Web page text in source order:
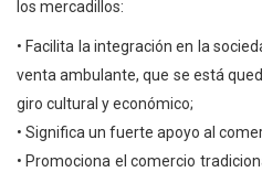
los mercadillos:
• Facilita la integración en la
venta ambulante, que se está
giro cultural y económico;
• Significa un fuerte apoyo al
• Promociona el comercio